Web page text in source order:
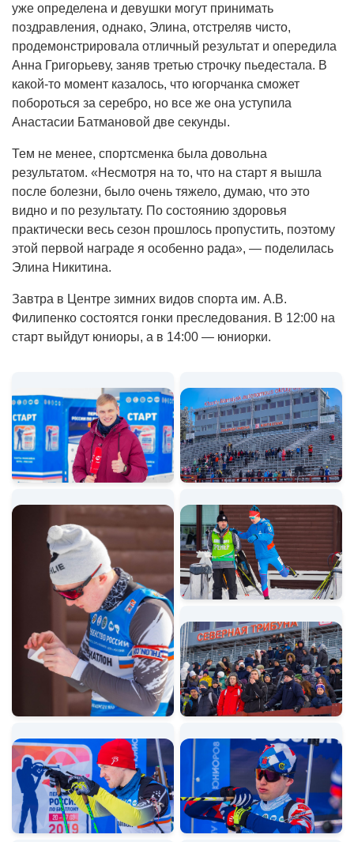
уже определена и девушки могут принимать
поздравления, однако, Элина, отстреляв чисто,
продемонстрировала отличный результат и опередила
Анна Григорьеву, заняв третью строчку пьедестала. В
какой-то момент казалось, что югорчанка сможет
побороться за серебро, но все же она уступила
Анастасии Батмановой две секунды.
Тем не менее, спортсменка была довольна
результатом. «Несмотря на то, что на старт я вышла
после болезни, было очень тяжело, думаю, что это
видно и по результату. По состоянию здоровья
практически весь сезон прошлось пропустить, поэтому
этой первой награде я особенно рада», — поделилась
Элина Никитина.
Завтра в Центре зимних видов спорта им. А.В.
Филипенко состоятся гонки преследования. В 12:00 на
старт выйдут юниоры, а в 14:00 — юниорки.